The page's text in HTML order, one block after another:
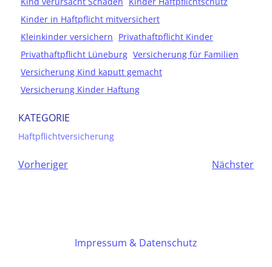
Kinder in Haftpflicht mitversichert
Kleinkinder versichern Privathaftpflicht Kinder
Privathaftpflicht Lüneburg Versicherung für Familien
Versicherung Kind kaputt gemacht
Versicherung Kinder Haftung
KATEGORIE
Haftpflichtversicherung
Vorheriger Nächster
Impressum & Datenschutz